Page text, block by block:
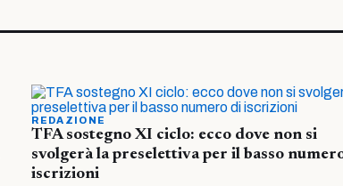
REDAZIONE
TFA sostegno XI ciclo: ecco dove non si
svolgerà la preselettiva per il basso
iscrizioni